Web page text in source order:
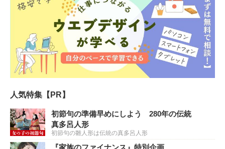
人気特集【PR】
初節句の準備早めにしよう 280年の伝統
真多呂人形
初節句の雛人形は伝統の真多呂人形
『家族のファイナンス』特別企画